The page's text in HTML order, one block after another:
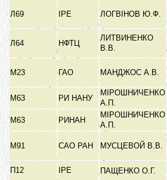
Л69 ІРЕ ЛОГВІНОВ Ю.Ф.
Л64 НФТЦ
ЛИТВИНЕНКО
В.В.
М23 ГАО МАНДЖОС А.В.
М63
РИ НАНУ
МІРОШНИЧЕНКО
А.П.
М63
РИНАН
МІРОШНИЧЕНКО
А.П.
М91 САО РАН МУСЦЕВОЙ В.В.
П12
ІРЕ ПАЩЕНКО О.Г.